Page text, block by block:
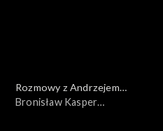
Rozmowy z Andrzejem
Doboszem
Bronisław Kasper